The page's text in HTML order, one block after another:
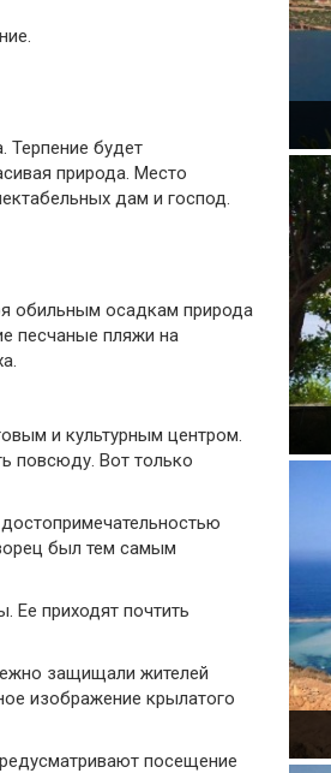
Терпение будет
природа. Место
дам и господ.
обильным осадкам природа
песчаные пляжи на
и культурным центром.
повсюду. Вот только
был тем самым
Ее приходят почтить
защищали жителей
изображение крылатого
посещение